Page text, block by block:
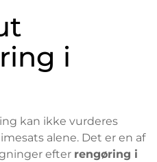
i
kan ikke vurderes
alene. Det er en af
efter rengøring i